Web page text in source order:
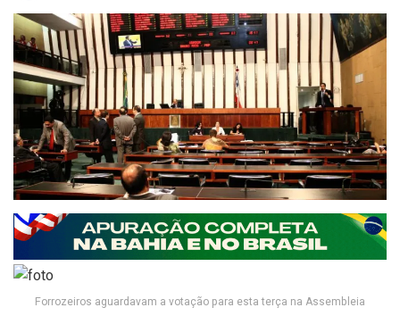
Forrozeiros aguardavam a votação para esta terça na Assembleia